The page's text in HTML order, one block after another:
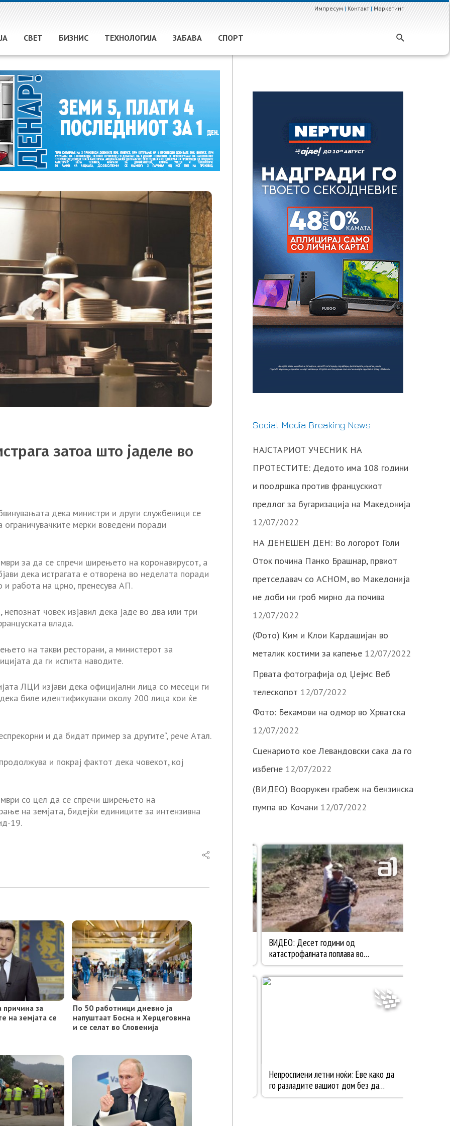
Импресум|Контакт|Маркетинг
СВЕТ БИЗНИС ТЕХНОЛОГИЈА ЗАБАВА СПОРТ
затоа што јаделе во
дека министри и други службеници се
мерки воведени поради
за да се спречи ширењето на коронавирусот, а
дека истрагата е отворена во неделата поради
и работа на црно, пренесува АП.
човек изјавил дека јаде во два или три
влада.
на такви ресторани, а министерот за
да ги испита наводите.
ЛЦИ изјави дека официјални лица со месеци ги
биле идентификувани околу 200 лица кои ќе
и да бидат пример за другите“, рече Атал.
и покрај фактот дека човекот, кој
со цел да се спречи ширењето на
на земјата, бидејќи единиците за интензивна
19.
за
на земјата се
По 50 работници дневно ја
напуштаат Босна и Херцеговина
и се селат во Словенија
Social Media Breaking News
НАЈСТАРИОТ УЧЕСНИК НА
ПРОТЕСТИТЕ: Дедото има 108 години
и поодршка против францускиот
предлог за бугаризација на Македонија
12/07/2022
НА ДЕНЕШЕН ДЕН: Во логорот Голи
Оток почина Панко Брашнар, првиот
претседавач со АСНОМ, во Македонија
не доби ни гроб мирно да почива
12/07/2022
(Фото) Ким и Клои Кардашијан во
металик костими за капење 12/07/2022
Првата фотографија од Џејмс Веб
телескопот 12/07/2022
Фото: Бекамови на одмор во Хрватска
12/07/2022
Сценариото кое Левандовски сака да го
избегне 12/07/2022
(ВИДЕО) Вооружен грабеж на бензинска
пумпа во Кочани 12/07/2022